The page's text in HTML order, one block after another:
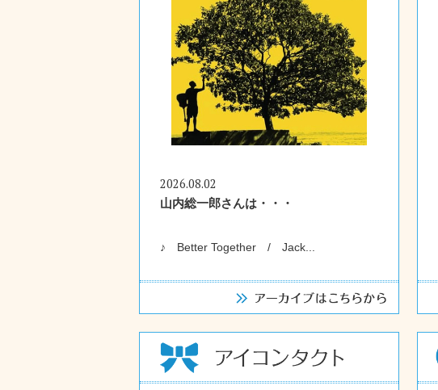
2026.08.02
山内総一郎さんは・・・
♪ Better Together / Jack...